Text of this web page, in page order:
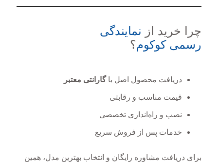
چرا خرید از نمایندگی
رسمی کوکوم؟
دریافت محصول اصل باگارانتی معتبر
قیمت مناسب و رقابتی
نصب و راه‌اندازی تخصصی
خدمات پس از فروش سریع
برای دریافت مشاوره رایگان و انتخاب بهترین مدل، همین